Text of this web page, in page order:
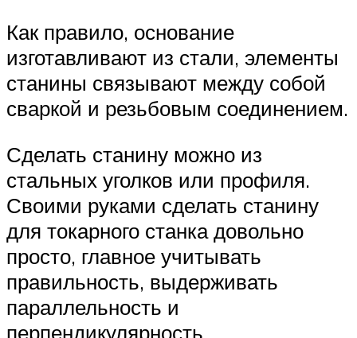
Как правило, основание
изготавливают из стали, элементы
станины связывают между собой
сваркой и резьбовым соединением.
Сделать станину можно из
стальных уголков или профиля.
Своими руками сделать станину
для токарного станка довольно
просто, главное учитывать
правильность, выдерживать
параллельность и
перпендикулярность.